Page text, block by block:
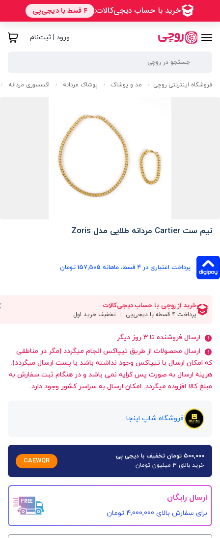
ورود | ثبت‌نام
فروشگاه اینترنتی روچی / مد و پوشاک / پوشاک مردانه / اکسسوری مردانه /
نیم ست Cartier مردانه طلایی مدل Zoris
پرداخت اعتباری در ۴ قسط، ماهانه 157,505 تومان
ارسال فروشنده تا 3 روز دیگر
ارسال محصولات از طریق تیپاکس انجام میگردد (مگر در مناطقی
که امکان ارسال با تیپاکس وجود نداشته باشد با پست ارسال میگردد).
هزینه ارسال به صورت پس کرایه نمی باشد و در هنگام ثبت سفارش به
مبلغ کالا افزوده میگردد. امکان ارسال به سراسر کشور وجود دارد.
فروشگاه شاپ اینجا
۵۰۰,۰۰۰ تومان تخفیف با دیجی پی
خرید بالای 3 میلیون تومان
CAEWQR
ارسال رایگان
برای سفارش‌ بالای 4,000,000 تومان